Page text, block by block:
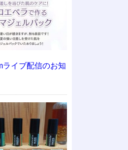
ライブ配信のお知